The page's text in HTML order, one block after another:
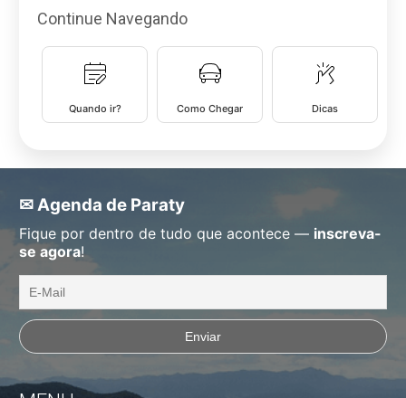
Continue Navegando
Quando ir? Como Chegar Dicas
✉ Agenda de Paraty
Fique por dentro de tudo que acontece — inscreva-
se agora!